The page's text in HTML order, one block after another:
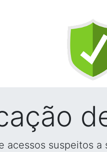
acessos suspeitos